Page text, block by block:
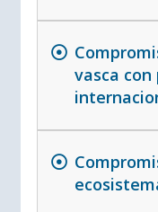
vasca con